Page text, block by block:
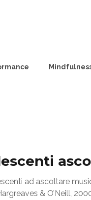
ad ascoltare
& O’Neill,